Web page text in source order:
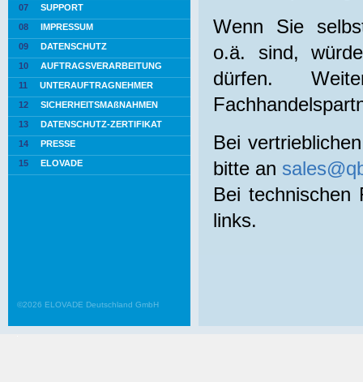
07
SUPPORT
08
IMPRESSUM
09
DATENSCHUTZ
10
AUFTRAGSVERARBEITUNG
11
UNTERAUFTRAGNEHMER
12
SICHERHEITSMAßNAHMEN
13
DATENSCHUTZ-ZERTIFIKAT
14
PRESSE
15
ELOVADE
Wenn Sie
o.ä. sind,
dürfen.
Bei
bitte an
Bei technischen
links.
©2026 ELOVADE Deutschland GmbH